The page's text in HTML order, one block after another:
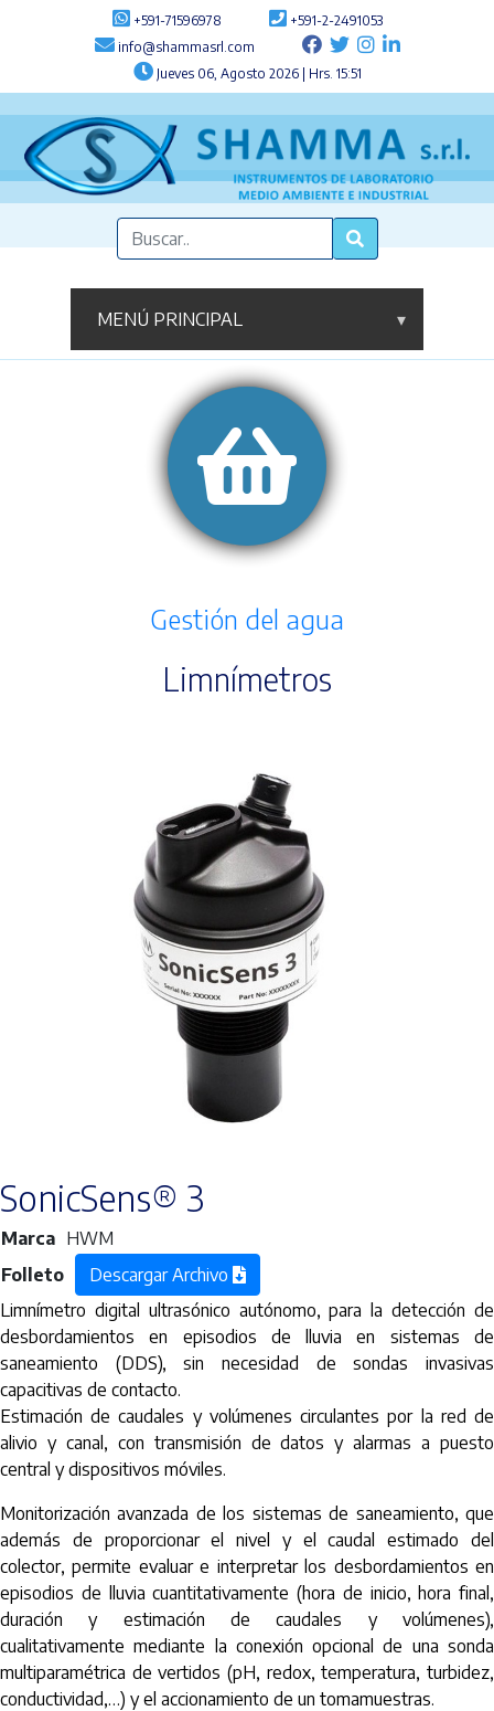
+591-71596978
+591-2-2491053
info@shammasrl.com
Jueves 06, Agosto 2026 | Hrs. 15:51
MENÚ PRINCIPAL ▾
Gestión del agua
Limnímetros
SonicSens® 3
Marca HWM
Folleto
Descargar Archivo
Limnímetro digital ultrasónico autónomo, para la detección de
desbordamientos en episodios de lluvia en sistemas de
saneamiento (DDS), sin necesidad de sondas invasivas
capacitivas de contacto.
Estimación de caudales y volúmenes circulantes por la red de
alivio y canal, con transmisión de datos y alarmas a puesto
central y dispositivos móviles.
Monitorización avanzada de los sistemas de saneamiento, que
además de proporcionar el nivel y el caudal estimado del
colector, permite evaluar e interpretar los desbordamientos en
episodios de lluvia cuantitativamente (hora de inicio, hora final,
duración y estimación de caudales y volúmenes),
cualitativamente mediante la conexión opcional de una sonda
multiparamétrica de vertidos (pH, redox, temperatura, turbidez,
conductividad,…) y el accionamiento de un tomamuestras.